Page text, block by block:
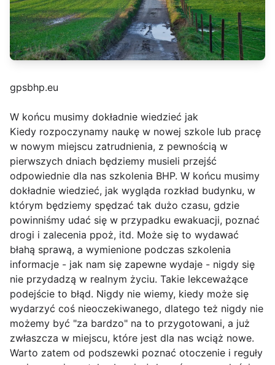
gpsbhp.eu
W końcu musimy dokładnie wiedzieć jak
Kiedy rozpoczynamy naukę w nowej szkole lub pracę
w nowym miejscu zatrudnienia, z pewnością w
pierwszych dniach będziemy musieli przejść
odpowiednie dla nas szkolenia BHP. W końcu musimy
dokładnie wiedzieć, jak wygląda rozkład budynku, w
którym będziemy spędzać tak dużo czasu, gdzie
powinniśmy udać się w przypadku ewakuacji, poznać
drogi i zalecenia ppoż, itd. Może się to wydawać
błahą sprawą, a wymienione podczas szkolenia
informacje - jak nam się zapewne wydaje - nigdy się
nie przydadzą w realnym życiu. Takie lekceważące
podejście to błąd. Nigdy nie wiemy, kiedy może się
wydarzyć coś nieoczekiwanego, dlatego też nigdy nie
możemy być "za bardzo" na to przygotowani, a już
zwłaszcza w miejscu, które jest dla nas wciąż nowe.
Warto zatem od podszewki poznać otoczenie i reguły